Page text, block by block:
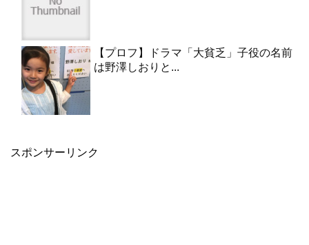
【プロフ】ドラマ「大貧乏」子役の名前
は野澤しおりと...
スポンサーリンク